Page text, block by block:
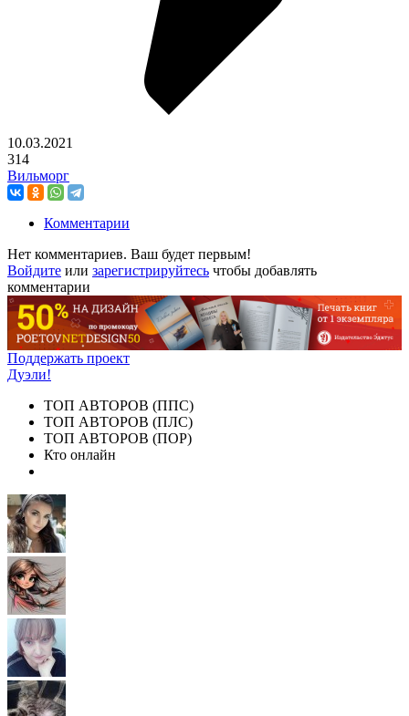
10.03.2021
314
Вильморг
Комментарии
Нет комментариев. Ваш будет первым!
Войдите или зарегистрируйтесь чтобы добавлять
комментарии
Поддержать проект
Дуэли!
ТОП АВТОРОВ (ППС)
ТОП АВТОРОВ (ПЛС)
ТОП АВТОРОВ (ПОР)
Кто онлайн